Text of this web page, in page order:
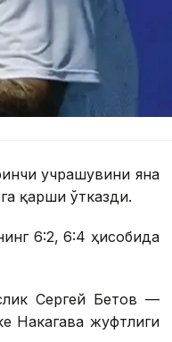
учрашувини яна
қарши ўтказди.
6:2, 6:4 ҳисобида
Сергей Бетов —
Накагава жуфтлиги